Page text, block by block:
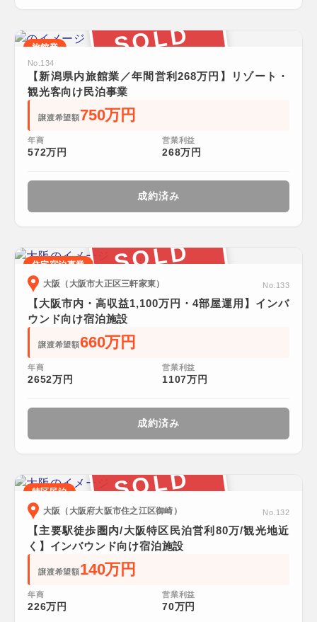
SOLD
旅館業
No.134
【新潟県内旅館業／年間営利268万円】リゾート・
観光客向け民泊事業
譲渡希望額750万円
年商
572万円
営業利益
268万円
成約済み
SOLD
住宅宿泊事業
大阪（大阪市大正区三軒家東）
No.133
【大阪市内・高収益1,100万円・4部屋運用】インバ
ウンド向け宿泊施設
譲渡希望額660万円
年商
2652万円
営業利益
1107万円
成約済み
SOLD
特区民泊
大阪（大阪府大阪市住之江区御崎）
No.132
【主要駅徒歩圏内/大阪特区民泊営利80万/観光地近
く】インバウンド向け宿泊施設
譲渡希望額140万円
年商
226万円
営業利益
70万円